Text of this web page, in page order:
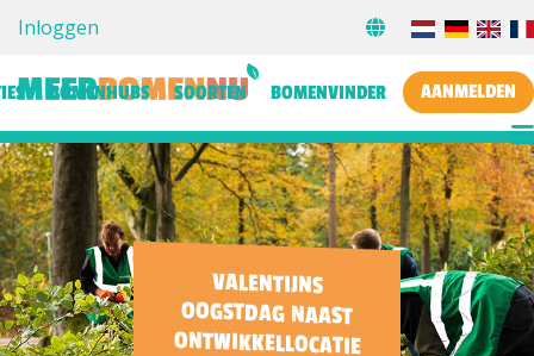
Inloggen
BOMENHUBS SOORTEN BOMENVINDER AANMELDEN
VALENTIJNS
OOGSTDAG NAAST
ONTWIKKELLOCATIE